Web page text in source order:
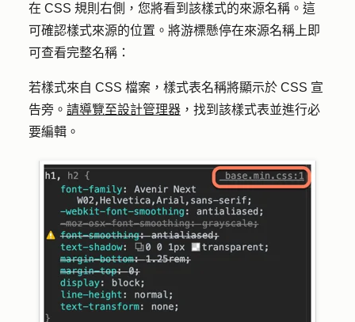
在 CSS 規則右側，您將看到該樣式的來源名稱 。這
可確認樣式來源的位置。 將游標懸停在來源名稱上 即
可查看完整名稱：
若樣式來自 CSS 檔案，樣式表名稱將顯示於 CSS 宣
告旁。 請導覽至設計管理器 ，找到該樣式表並進行必
要編輯。